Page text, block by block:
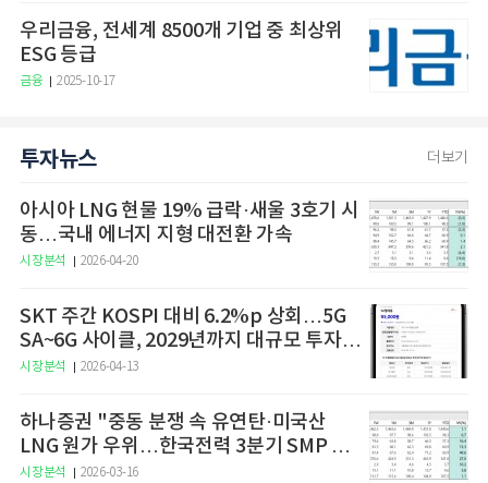
우리금융, 전세계 8500개 기업 중 최상위
ESG 등급
금융 2025-10-17
투자뉴스 더보기
아시아 LNG 현물 19% 급락·새울 3호기 시
동…국내 에너지 지형 대전환 가속
시장분석 2026-04-20
SKT 주간 KOSPI 대비 6.2%p 상회…5G
SA~6G 사이클, 2029년까지 대규모 투자
예고
시장분석 2026-04-13
하나증권 "중동 분쟁 속 유연탄·미국산
LNG 원가 우위…한국전력 3분기 SMP 상
승 전망"
시장분석 2026-03-16